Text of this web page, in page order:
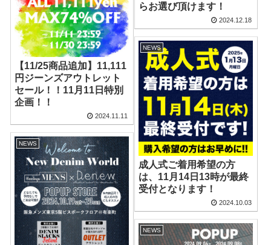
らお選び頂けます！
2024.12.18
【11/25商品追加】11,111
円ジーンズアウトレット
セール！！11月11日特別
企画！！
2024.11.11
NEWS
成人式ご着用希望の方
は、11月14日13時が最終
受付となります！
2024.10.03
NEWS
NEWS